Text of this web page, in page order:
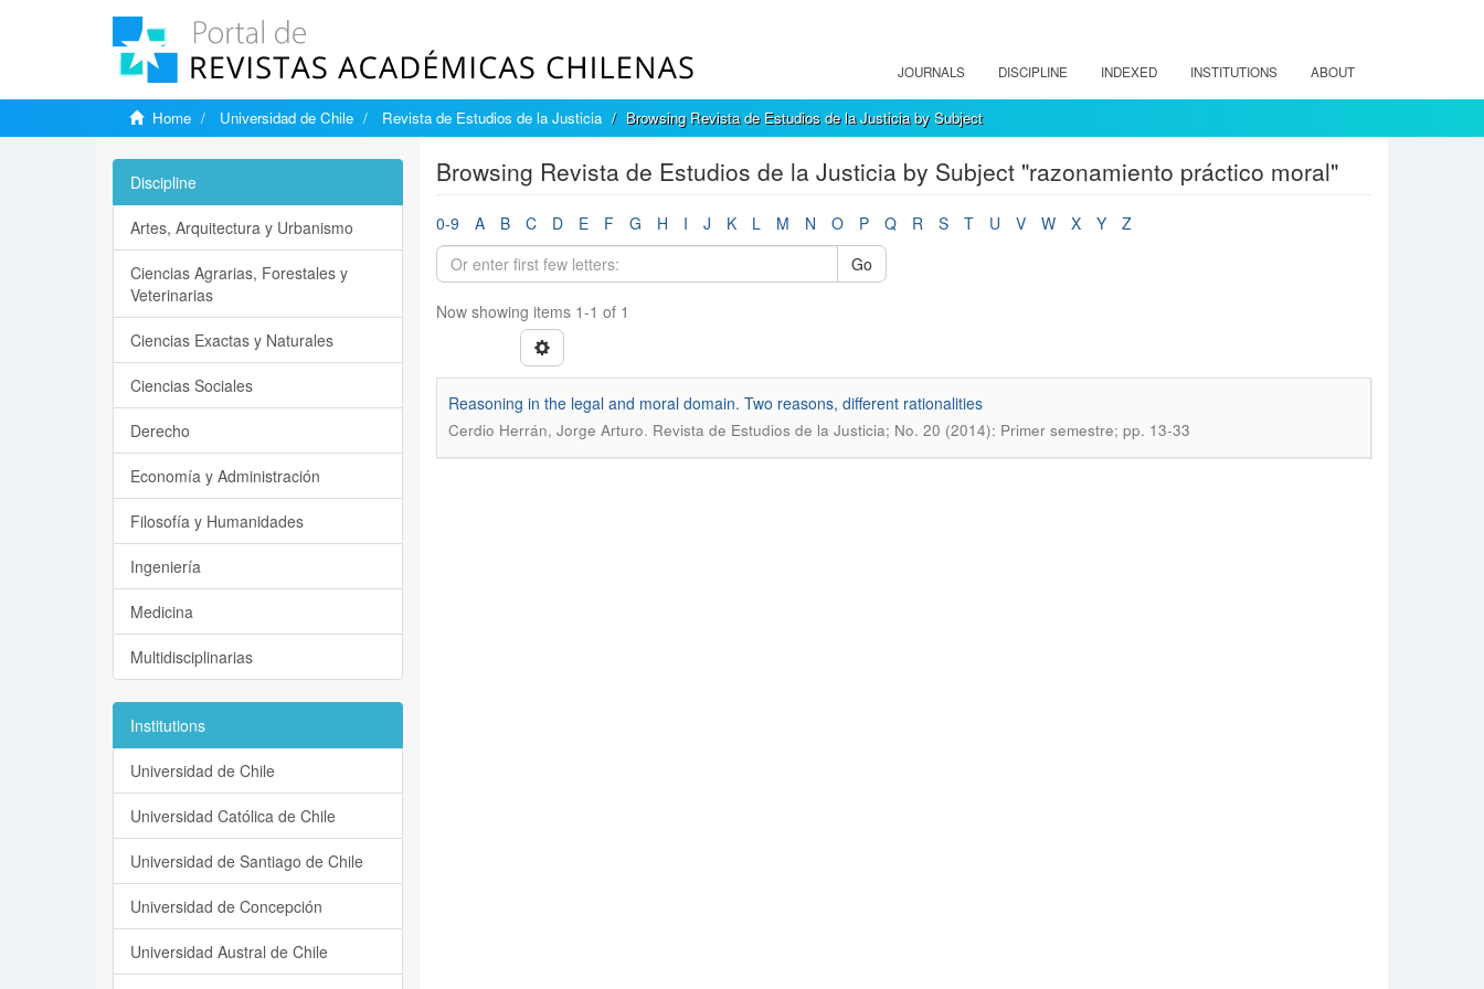
JOURNALS DISCIPLINE INDEXED INSTITUTIONS ABOUT
Home Universidad de Chile Revista de Estudios de la Justicia Browsing Revista de Estudios de la Justicia by Subject
Browsing Revista de Estudios de la Justicia by Subject "razonamiento práctico moral"
0-9 A B C D E F G H I J K L M N O P Q R S T U V W X Y
Z
Go
Now showing items 1-1 of 1
Reasoning in the legal and moral domain. Two reasons, different rationalities
Cerdio Herrán, Jorge Arturo. Revista de Estudios de la Justicia; No. 20 (2014): Primer semestre; pp. 13-33
Discipline
Artes, Arquitectura y Urbanismo
Ciencias Agrarias, Forestales y
Veterinarias
Ciencias Exactas y Naturales
Ciencias Sociales
Derecho
Economía y Administración
Filosofía y Humanidades
Ingeniería
Medicina
Multidisciplinarias
Institutions
Universidad de Chile
Universidad Católica de Chile
Universidad de Santiago de Chile
Universidad de Concepción
Universidad Austral de Chile